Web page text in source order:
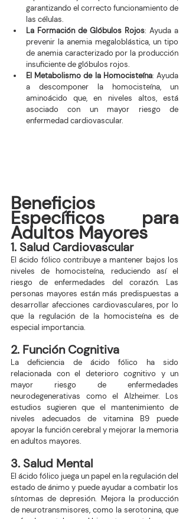
garantizando el correcto funcionamiento de
las células.
La Formación de Glóbulos Rojos: Ayuda a
prevenir la anemia megaloblástica, un tipo
de anemia caracterizado por la producción
insuficiente de glóbulos rojos.
El Metabolismo de la Homocisteína: Ayuda
a descomponer la homocisteína, un
aminoácido que, en niveles altos, está
asociado con un mayor riesgo de
enfermedad cardiovascular.
Beneficios
Específicos para
Adultos Mayores
1. Salud Cardiovascular
El ácido fólico contribuye a mantener bajos los
niveles de homocisteína, reduciendo así el
riesgo de enfermedades del corazón. Las
personas mayores están más predispuestas a
desarrollar afecciones cardiovasculares, por lo
que la regulación de la homocisteína es de
especial importancia.
2. Función Cognitiva
La deficiencia de ácido fólico ha sido
relacionada con el deterioro cognitivo y un
mayor riesgo de enfermedades
neurodegenerativas como el Alzheimer. Los
estudios sugieren que el mantenimiento de
niveles adecuados de vitamina B9 puede
apoyar la función cerebral y mejorar la memoria
en adultos mayores.
3. Salud Mental
El ácido fólico juega un papel en la regulación del
estado de ánimo y puede ayudar a combatir los
síntomas de depresión. Mejora la producción
de neurotransmisores, como la serotonina, que